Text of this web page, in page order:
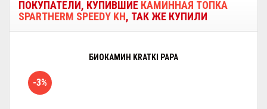
ПОКУПАТЕЛИ, КУПИВШИЕ КАМИННАЯ ТОПКА
SPARTHERM SPEEDY KH, ТАК ЖЕ КУПИЛИ
БИОКАМИН KRATKI PAPA
-3%